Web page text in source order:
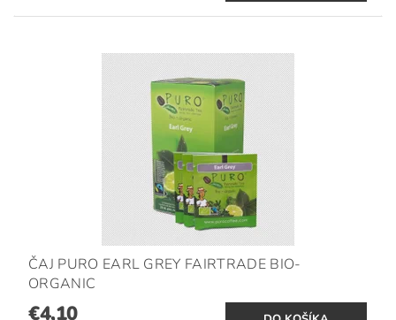
ČAJ PURO EARL GREY FAIRTRADE BIO-
ORGANIC
€4,10